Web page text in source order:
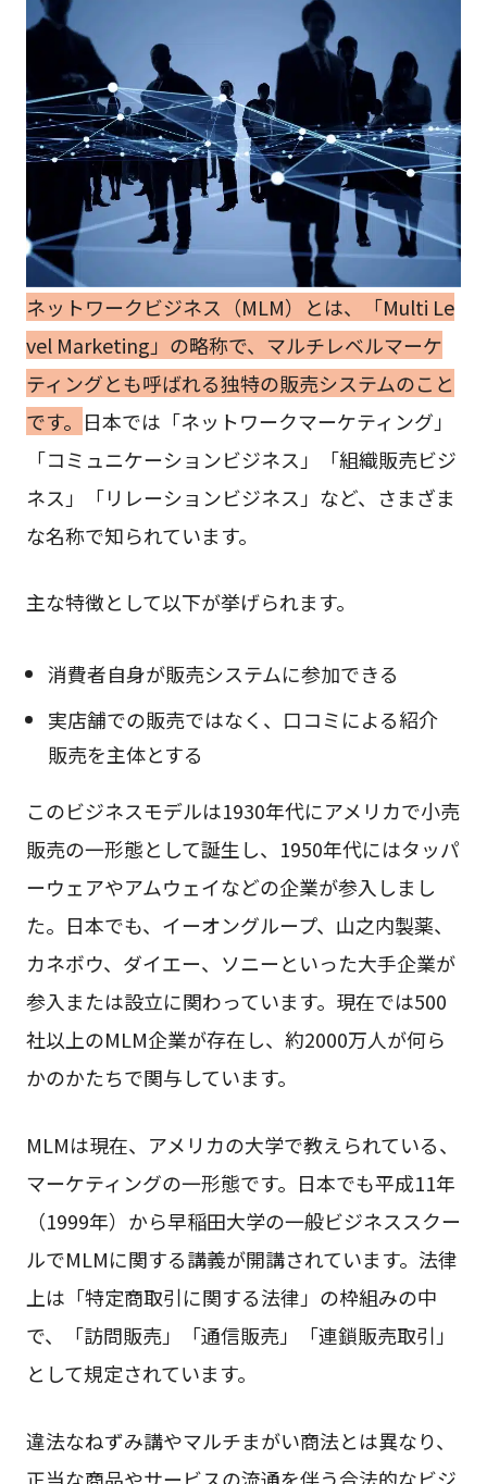
ネットワークビジネス（MLM）とは、「Multi Le
vel Marketing」の略称で、マルチレベルマーケ
ティングとも呼ばれる独特の販売システムのこと
です。 日本では「ネットワークマーケティング」
「コミュニケーションビジネス」「組織販売ビジ
ネス」「リレーションビジネス」など、さまざま
な名称で知られています。
主な特徴として以下が挙げられます。
消費者自身が販売システムに参加できる
実店舗での販売ではなく、口コミによる紹介
販売を主体とする
このビジネスモデルは1930年代にアメリカで小売
販売の一形態として誕生し、1950年代にはタッパ
ーウェアやアムウェイなどの企業が参入しまし
た。日本でも、イーオングループ、山之内製薬、
カネボウ、ダイエー、ソニーといった大手企業が
参入または設立に関わっています。現在では500
社以上のMLM企業が存在し、約2000万人が何ら
かのかたちで関与しています。
MLMは現在、アメリカの大学で教えられている、
マーケティングの一形態です。日本でも平成11年
（1999年）から早稲田大学の一般ビジネススクー
ルでMLMに関する講義が開講されています。法律
上は「特定商取引に関する法律」の枠組みの中
で、「訪問販売」「通信販売」「連鎖販売取引」
として規定されています。
違法なねずみ講やマルチまがい商法とは異なり、